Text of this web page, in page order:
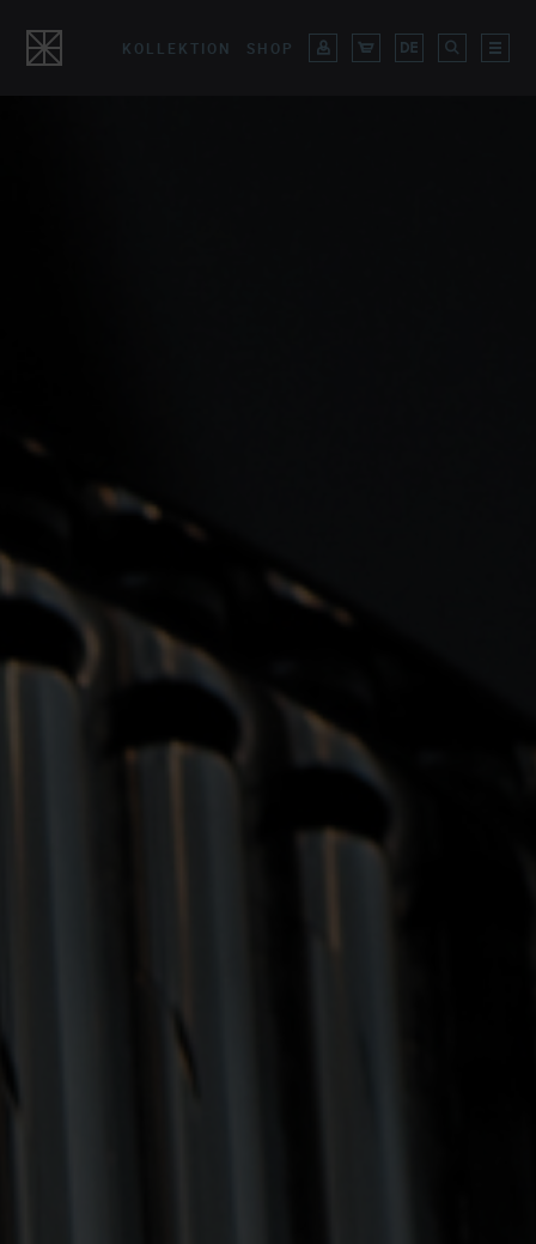
KOLLEKTION SHOP